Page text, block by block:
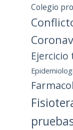
Colegio